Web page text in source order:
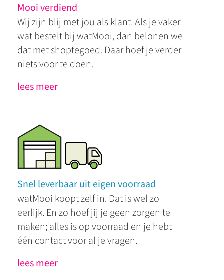
Mooi verdiend
Wij zijn blij met jou als klant. Als je vaker
wat bestelt bij watMooi, dan belonen we
dat met shoptegoed. Daar hoef je verder
niets voor te doen.
lees meer
Snel leverbaar uit eigen voorraad
watMooi koopt zelf in. Dat is wel zo
eerlijk. En zo hoef jij je geen zorgen te
maken; alles is op voorraad en je hebt
één contact voor al je vragen.
lees meer